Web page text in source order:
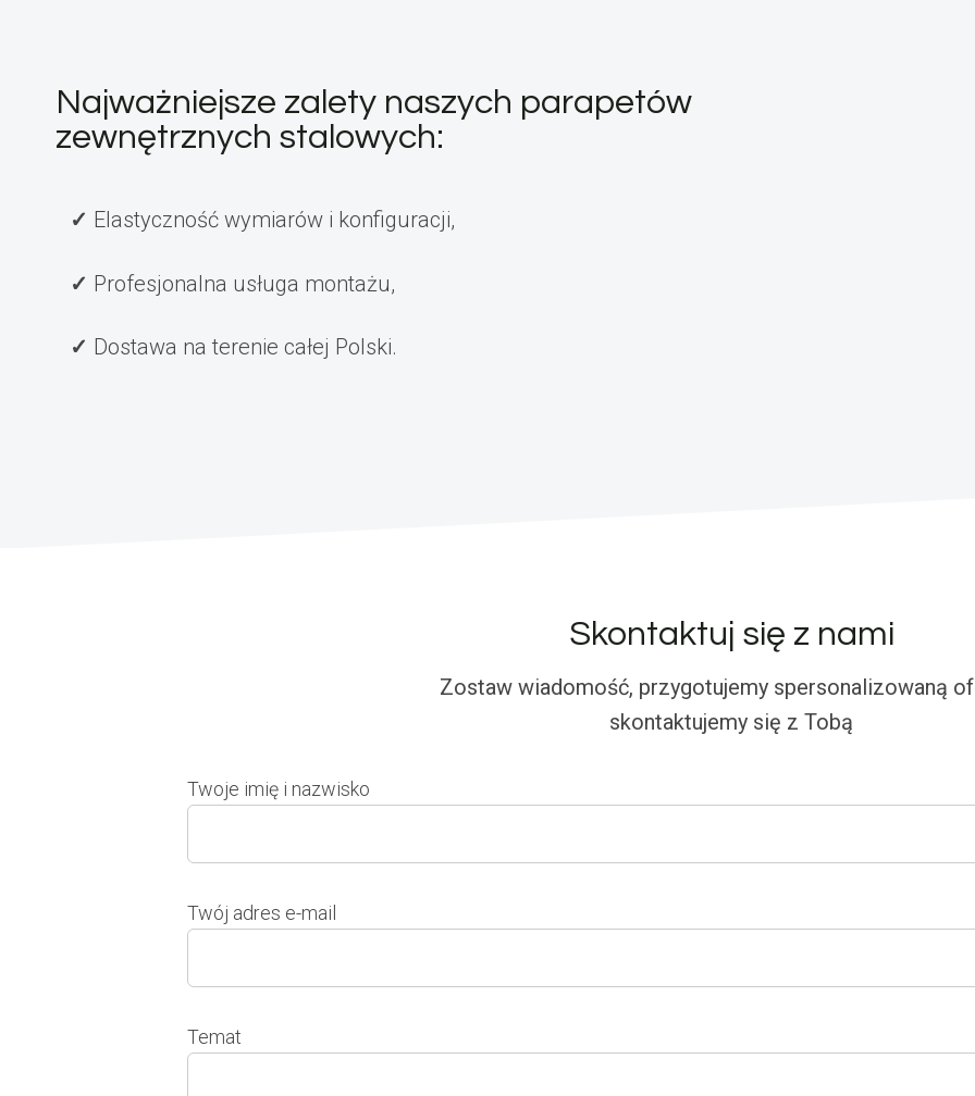
Najważniejsze zalety naszych parapetów
zewnętrznych stalowych:
Elastyczność wymiarów i konfiguracji,
Profesjonalna usługa montażu,
Dostawa na terenie całej Polski.
Skontaktuj się z nami
Zostaw wiadomość, przygotujemy spersonalizowaną
skontaktujemy się z Tobą
Twoje imię i nazwisko
Twój adres e-mail
Temat